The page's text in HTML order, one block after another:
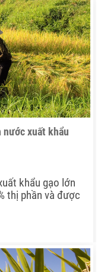
nước xuất khẩu
khẩu gạo lớn
thị phần và được